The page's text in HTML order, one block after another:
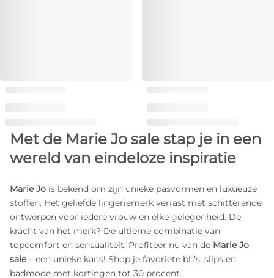
Met de Marie Jo sale stap je in een
wereld van eindeloze inspiratie
Marie Jo is bekend om zijn unieke pasvormen en luxueuze
stoffen. Het geliefde lingeriemerk verrast met schitterende
ontwerpen voor iedere vrouw en elke gelegenheid. De
kracht van het merk? De ultieme combinatie van
topcomfort en sensualiteit. Profiteer nu van de Marie Jo
sale– een unieke kans! Shop je favoriete bh’s, slips en
badmode met kortingen tot 30 procent.